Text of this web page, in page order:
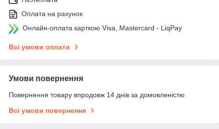
Оплата на рахунок
Онлайн-оплата карткою Visa, Mastercard - LiqPay
Всі умови оплати
Умови повернення
Повернення товару впродовж 14 днів за домовленістю
Всі умови повернення